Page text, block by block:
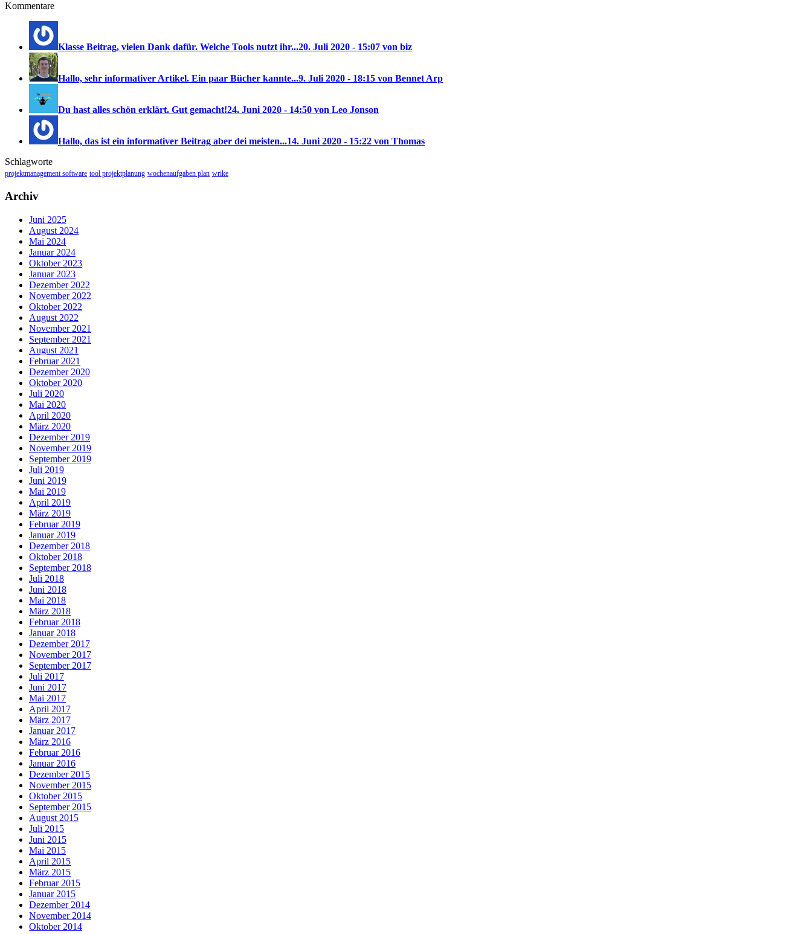
Kommentare
Klasse Beitrag, vielen Dank dafür. Welche Tools nutzt ihr...20. Juli 2020 - 15:07 von biz
Hallo, sehr informativer Artikel. Ein paar Bücher kannte...9. Juli 2020 - 18:15 von Bennet Arp
Du hast alles schön erklärt. Gut gemacht!24. Juni 2020 - 14:50 von Leo Jonson
Hallo, das ist ein informativer Beitrag aber dei meisten...14. Juni 2020 - 15:22 von Thomas
Schlagworte
projektmanagement software tool projektplanung wochenaufgaben plan wrike
Archiv
Juni 2025
August 2024
Mai 2024
Januar 2024
Oktober 2023
Januar 2023
Dezember 2022
November 2022
Oktober 2022
August 2022
November 2021
September 2021
August 2021
Februar 2021
Dezember 2020
Oktober 2020
Juli 2020
Mai 2020
April 2020
März 2020
Dezember 2019
November 2019
September 2019
Juli 2019
Juni 2019
Mai 2019
April 2019
März 2019
Februar 2019
Januar 2019
Dezember 2018
Oktober 2018
September 2018
Juli 2018
Juni 2018
Mai 2018
März 2018
Februar 2018
Januar 2018
Dezember 2017
November 2017
September 2017
Juli 2017
Juni 2017
Mai 2017
April 2017
März 2017
Januar 2017
März 2016
Februar 2016
Januar 2016
Dezember 2015
November 2015
Oktober 2015
September 2015
August 2015
Juli 2015
Juni 2015
Mai 2015
April 2015
März 2015
Februar 2015
Januar 2015
Dezember 2014
November 2014
Oktober 2014